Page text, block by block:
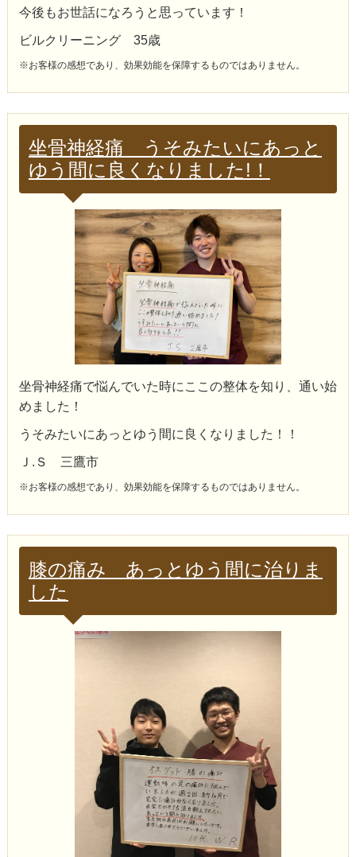
今後もお世話になろうと思っています！
ビルクリーニング 35歳
※お客様の感想であり、効果効能を保障するものではありません。
坐骨神経痛 うそみたいにあっと
ゆう間に良くなりました!！
坐骨神経痛で悩んでいた時にここの整体を知り、通い始
めました！
うそみたいにあっとゆう間に良くなりました！！
Ｊ.Ｓ 三鷹市
※お客様の感想であり、効果効能を保障するものではありません。
膝の痛み あっとゆう間に治りま
した